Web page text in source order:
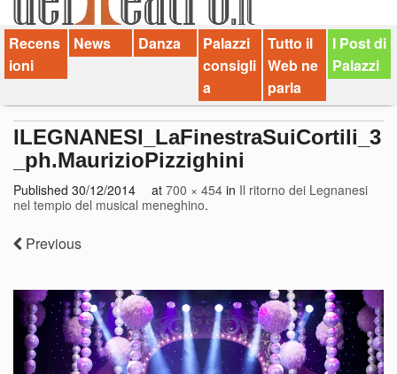
dT in English
Recens
ioni
News Danza
Palazzi
consigli
a
Tutto il
Web ne
parla
I Post di
Palazzi
ILEGNANESI_LaFinestraSuiCortili_3
_ph.MaurizioPizzighini
Published 30/12/2014 at 700 × 454 in Il ritorno dei Legnanesi
nel tempio del musical meneghino.
Previous